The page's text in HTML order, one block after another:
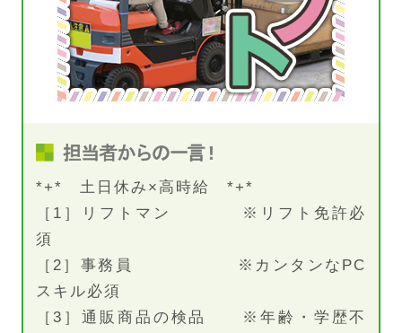
*+* 土日休み×高時給 *+*
［1］リフトマン ※リフト免許必
須
［2］事務員 ※カンタンなPC
スキル必須
［3］通販商品の検品 ※年齢・学歴不